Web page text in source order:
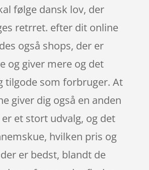
følge dansk lov, der
retrret. efter dit online
også shops, der er
og giver mere og det
tilgode som forbruger. At
giver dig også en anden
et stort udvalg, og det
hvilken pris og
er bedst, blandt de